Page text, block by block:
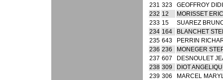
231 323
GEOFFROY
232 12
MORISSET ERIC
233 15
SUAREZ
234 164
BLANCHET
235 643
PERRIN
236 236
MONEGER
237 607
DESNOULET
238 309
DIOT
239 306
MARCEL